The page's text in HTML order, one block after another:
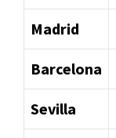
Madrid
Barcelona
Sevilla